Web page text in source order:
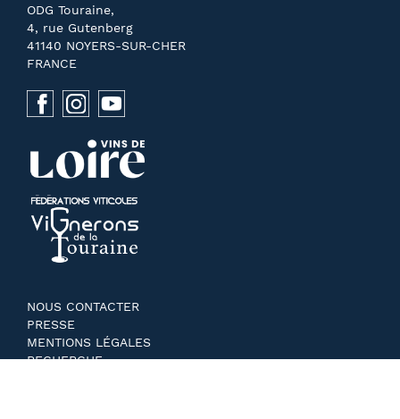
ODG Touraine,
4, rue Gutenberg
41140 NOYERS-SUR-CHER
FRANCE
NOUS CONTACTER
PRESSE
MENTIONS LÉGALES
RECHERCHE